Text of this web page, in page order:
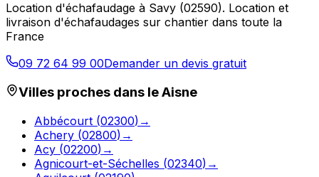
Location d'échafaudage à Savy (02590). Location et
livraison d'échafaudages sur chantier dans toute la
France
09 72 64 99 00Demander un devis gratuit
Villes proches dans leAisne
Abbécourt (02300) →
Achery (02800) →
Acy (02200) →
Agnicourt-et-Séchelles (02340) →